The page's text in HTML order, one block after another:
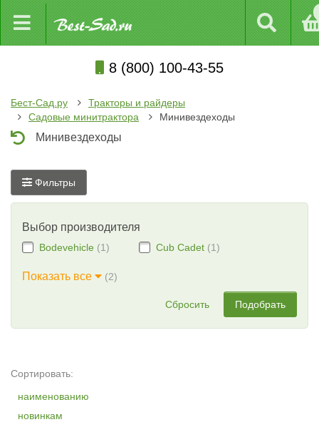
8 (800) 100-43-55
Бест-Сад.ру
Тракторы и райдеры
Садовые минитрактора
Минивездеходы
Минивездеходы
Фильтры
Выбор производителя
Bodevehicle (1) Cub Cadet (1)
Показать все (2)
Сбросить Подобрать
Сортировать:
наименованию
новинкам